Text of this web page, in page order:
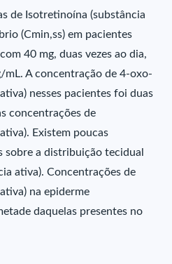
de Isotretinoína (substância
(Cmin,ss) em pacientes
40 mg, duas vezes ao dia,
mL. A concentração de 4-oxo-
nesses pacientes foi duas
concentrações de
Existem poucas
sobre a distribuição tecidual
ativa). Concentrações de
na epiderme
daquelas presentes no